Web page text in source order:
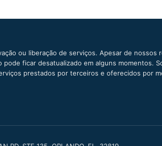
ou liberação de serviços. Apesar de nossos
ficar desatualizado em alguns momentos.
prestados por terceiros e oferecidos por